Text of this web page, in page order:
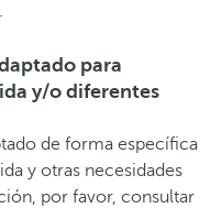
para
y/o diferentes
de forma específica
y otras necesidades
por favor, consultar